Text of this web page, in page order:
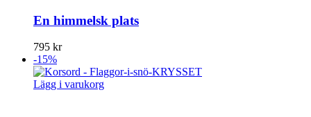
En himmelsk plats
795 kr
-15%
Lägg i varukorg